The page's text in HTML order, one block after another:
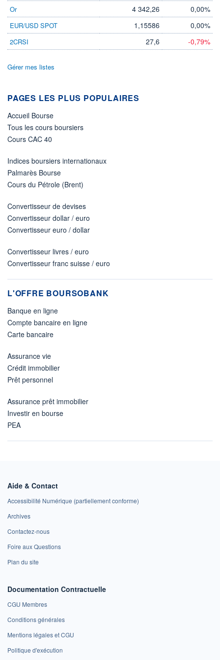
1 643
CAPITAL ÉCHANGÉ
0,00%
DERNIER ÉCHANGE
07.08.26 / 20:14:13
0,000
- -
DERNIER
DIVIDENDE
0,00 EUR
-
Non éligible
Or 4 342,26 0,00%
EUR/USD SPOT 1,15586 0,00%
2CRSI 27,6 -0,79%
Gérer mes listes
PAGES LES PLUS POPULAIRES
Accueil Bourse
Tous les cours boursiers
Cours CAC 40
Indices boursiers internationaux
Palmarès Bourse
Cours du Pétrole (Brent)
Convertisseur de devises
Convertisseur dollar / euro
Convertisseur euro / dollar
Convertisseur livres / euro
Convertisseur franc suisse / euro
L'OFFRE BOURSOBANK
Banque en ligne
Compte bancaire en ligne
Carte bancaire
Assurance vie
Crédit immobilier
Prêt personnel
Assurance prêt immobilier
Investir en bourse
PEA
Aide & Contact
Accessibilité Numérique (partiellement conforme)
Archives
Contactez-nous
Foire aux Questions
Plan du site
Documentation Contractuelle
CGU Membres
Conditions générales
Mentions légales et CGU
Politique d'exécution